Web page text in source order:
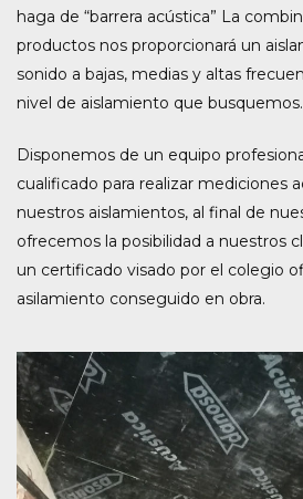
haga de “barrera acústica” La
productos nos proporcionará un
sonido a bajas, medias y altas
nivel de aislamiento que busquemos.
Disponemos de un equipo
cualificado para realizar mediciones
nuestros aislamientos, al final de
ofrecemos la posibilidad a nuestros
un certificado visado por el colegio
asilamiento conseguido en obra.